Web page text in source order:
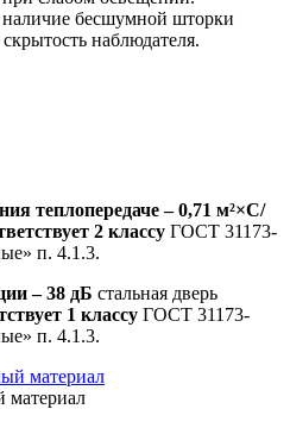
бесшумной шторки
наблюдателя.
теплопередаче – 0,71 м²×С/
2 классу ГОСТ 31173-
п. 4.1.3.
– 38 дБ стальная дверь
1 классу ГОСТ 31173-
п. 4.1.3.
материал